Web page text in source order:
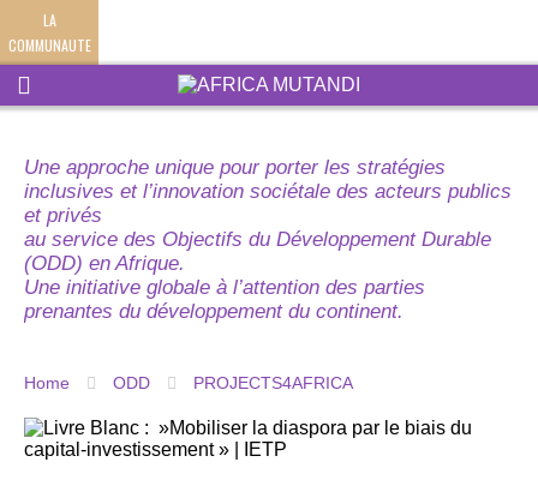
LA
COMMUNAUTE
Une approche unique pour porter les stratégies
inclusives et l’innovation sociétale des acteurs publics
et privés
au service des Objectifs du Développement Durable
(ODD) en Afrique.
Une initiative globale à l’attention des parties
prenantes du développement du continent.
Home ODD PROJECTS4AFRICA